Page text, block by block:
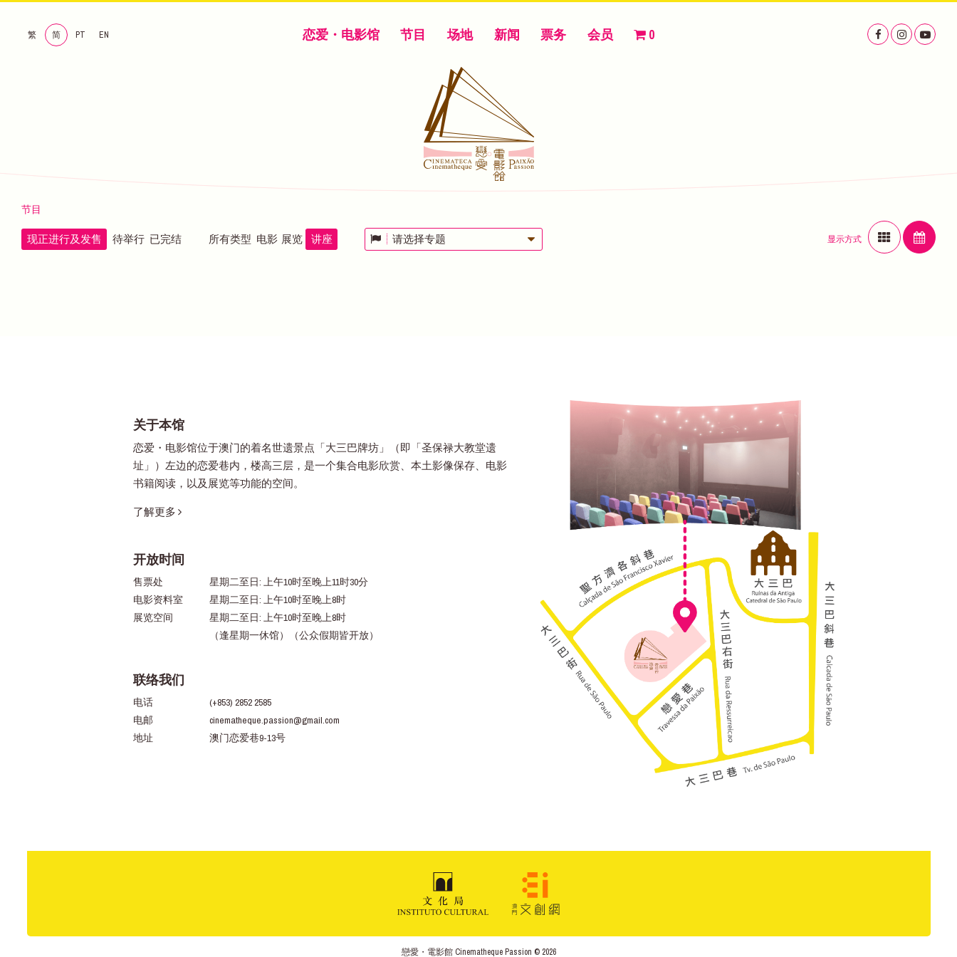
繁 简 PT EN 恋爱・电影馆 节目 场地 新闻 票务 会员 0
节目
现正进行及发售 待举行 已完结 所有类型 电影 展览 讲座 请选择专题 显示方式
关于本馆
恋爱・电影馆位于澳门的着名世遗景点「大三巴牌坊」（即「圣保禄大教堂遗
址」）左边的恋爱巷内，楼高三层，是一个集合电影欣赏、本土影像保存、电影
书籍阅读，以及展览等功能的空间。
了解更多
开放时间
售票处
星期二至日: 上午10时至晚上11时30分
电影资料室
星期二至日: 上午10时至晚上8时
展览空间
星期二至日: 上午10时至晚上8时
（逢星期一休馆）（公众假期皆开放）
联络我们
电话
(+853) 2852 2585
电邮
cinematheque.passion@gmail.com
地址
澳门恋爱巷9-13号
戀愛・電影館 Cinematheque Passion © 2026